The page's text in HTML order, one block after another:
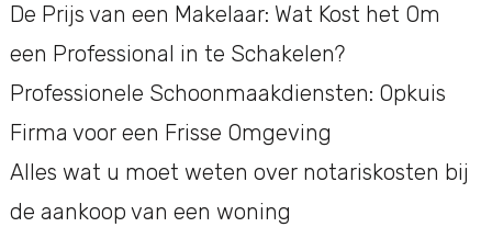
De Prijs van een Makelaar: Wat Kost het Om
een Professional in te Schakelen?
Professionele Schoonmaakdiensten: Opkuis
Firma voor een Frisse Omgeving
Alles wat u moet weten over notariskosten bij
de aankoop van een woning